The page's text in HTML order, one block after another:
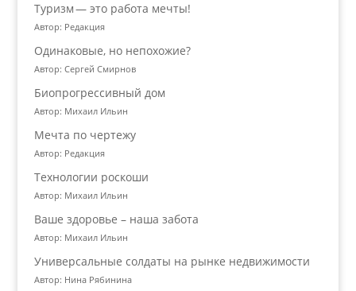
Туризм — это работа мечты!
Автор: Редакция
Одинаковые, но непохожие?
Автор: Сергей Смирнов
Биопрогрессивный дом
Автор: Михаил Ильин
Мечта по чертежу
Автор: Редакция
Технологии роскоши
Автор: Михаил Ильин
Ваше здоровье – наша забота
Автор: Михаил Ильин
Универсальные солдаты на рынке недвижимости
Автор: Нина Рябинина